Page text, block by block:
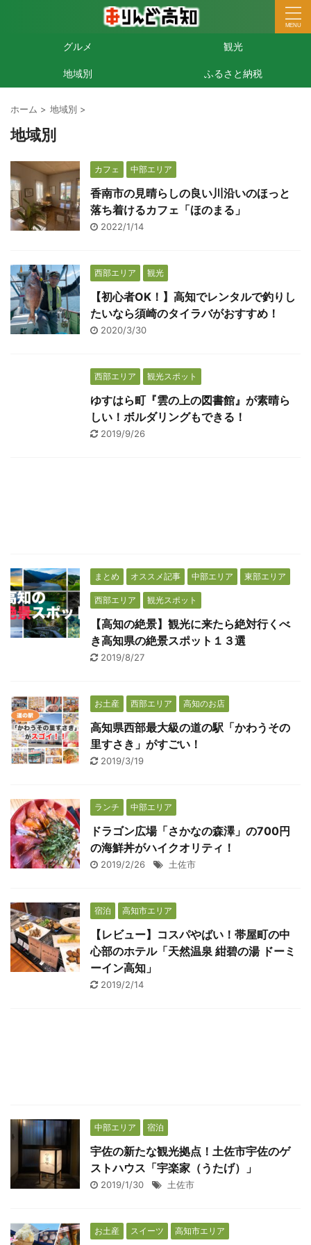
グルメ 観光
地域別 ふるさと納税
ホーム > 地域別 >
地域別
カフェ 中部エリア
香南市の見晴らしの良い川沿いのほっと
落ち着けるカフェ「ほのまる」
2022/1/14
西部エリア 観光
【初心者OK！】高知でレンタルで釣りし
たいなら須崎のタイラバがおすすめ！
2020/3/30
西部エリア 観光スポット
ゆすはら町『雲の上の図書館』が素晴ら
しい！ボルダリングもできる！
2019/9/26
まとめ オススメ記事 中部エリア 東部エリア
西部エリア 観光スポット
【高知の絶景】観光に来たら絶対行くべ
き高知県の絶景スポット１３選
2019/8/27
お土産 西部エリア 高知のお店
高知県西部最大級の道の駅「かわうその
里すさき」がすごい！
2019/3/19
ランチ 中部エリア
ドラゴン広場「さかなの森澤」の700円
の海鮮丼がハイクオリティ！
2019/2/26 土佐市
宿泊 高知市エリア
【レビュー】コスパやばい！帯屋町の中
心部のホテル「天然温泉 紺碧の湯 ドーミ
ーイン高知」
2019/2/14
中部エリア 宿泊
宇佐の新たな観光拠点！土佐市宇佐のゲ
ストハウス「宇楽家（うたげ）」
2019/1/30 土佐市
お土産 スイーツ 高知市エリア